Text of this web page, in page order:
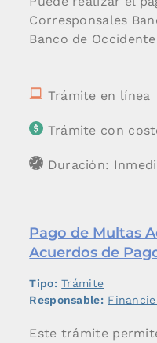
Corresponsales
Banco de
Trámite en línea
Trámite con
Duración:
Pago de Multas
Acuerdos de
Tipo: Trámite
Responsable:
Este trámite